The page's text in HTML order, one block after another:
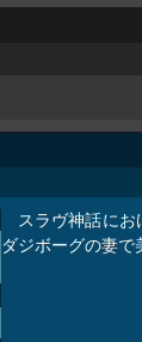
スラヴ神話にお
ダジボーグの妻で